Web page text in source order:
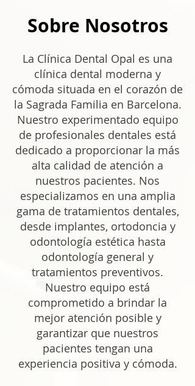
Sobre Nosotros
La Clínica Dental Opal es una
clínica dental moderna y
cómoda situada en el corazón de
la Sagrada Familia en Barcelona.
Nuestro experimentado equipo
de profesionales dentales está
dedicado a proporcionar la más
alta calidad de atención a
nuestros pacientes. Nos
especializamos en una amplia
gama de tratamientos dentales,
desde implantes, ortodoncia y
odontología estética hasta
odontología general y
tratamientos preventivos.
Nuestro equipo está
comprometido a brindar la
mejor atención posible y
garantizar que nuestros
pacientes tengan una
experiencia positiva y cómoda.